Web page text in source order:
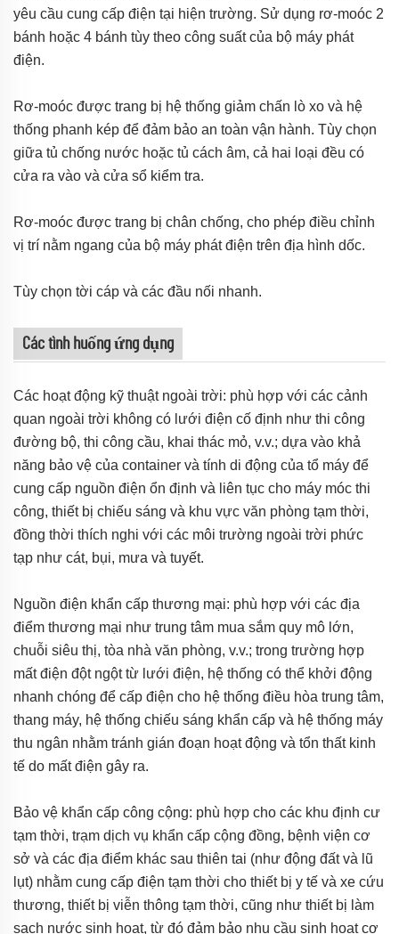
yêu cầu cung cấp điện tại hiện trường. Sử dụng rơ-moóc 2
bánh hoặc 4 bánh tùy theo công suất của bộ máy phát
điện.
Rơ-moóc được trang bị hệ thống giảm chấn lò xo và hệ
thống phanh kép để đảm bảo an toàn vận hành. Tùy chọn
giữa tủ chống nước hoặc tủ cách âm, cả hai loại đều có
cửa ra vào và cửa sổ kiểm tra.
Rơ-moóc được trang bị chân chống, cho phép điều chỉnh
vị trí nằm ngang của bộ máy phát điện trên địa hình dốc.
Tùy chọn tời cáp và các đầu nối nhanh.
Các tình huống ứng dụng
Các hoạt động kỹ thuật ngoài trời: phù hợp với các cảnh
quan ngoài trời không có lưới điện cố định như thi công
đường bộ, thi công cầu, khai thác mỏ, v.v.; dựa vào khả
năng bảo vệ của container và tính di động của tổ máy để
cung cấp nguồn điện ổn định và liên tục cho máy móc thi
công, thiết bị chiếu sáng và khu vực văn phòng tạm thời,
đồng thời thích nghi với các môi trường ngoài trời phức
tạp như cát, bụi, mưa và tuyết.
Nguồn điện khẩn cấp thương mại: phù hợp với các địa
điểm thương mại như trung tâm mua sắm quy mô lớn,
chuỗi siêu thị, tòa nhà văn phòng, v.v.; trong trường hợp
mất điện đột ngột từ lưới điện, hệ thống có thể khởi động
nhanh chóng để cấp điện cho hệ thống điều hòa trung tâm,
thang máy, hệ thống chiếu sáng khẩn cấp và hệ thống máy
thu ngân nhằm tránh gián đoạn hoạt động và tổn thất kinh
tế do mất điện gây ra.
Bảo vệ khẩn cấp công cộng: phù hợp cho các khu định cư
tạm thời, trạm dịch vụ khẩn cấp cộng đồng, bệnh viện cơ
sở và các địa điểm khác sau thiên tai (như động đất và lũ
lụt) nhằm cung cấp điện tạm thời cho thiết bị y tế và xe cứu
thương, thiết bị viễn thông tạm thời, cũng như thiết bị làm
sạch nước sinh hoạt, từ đó đảm bảo nhu cầu sinh hoạt cơ